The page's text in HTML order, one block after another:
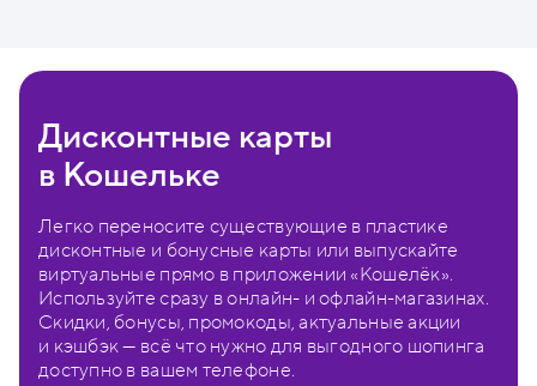
Дисконтные карты
в Кошельке
Легко переносите существующие в пластике
дисконтные и бонусные карты или выпускайте
виртуальные прямо в приложении «Кошелёк».
Используйте сразу в онлайн- и офлайн-магазинах.
Скидки, бонусы, промокоды, актуальные акции
и кэшбэк — всё что нужно для выгодного шопинга
доступно в вашем телефоне.